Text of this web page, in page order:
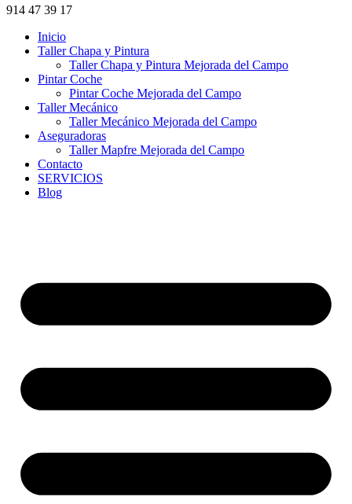
914 47 39 17
Inicio
Taller Chapa y Pintura
Taller Chapa y Pintura Mejorada del Campo
Pintar Coche
Pintar Coche Mejorada del Campo
Taller Mecánico
Taller Mecánico Mejorada del Campo
Aseguradoras
Taller Mapfre Mejorada del Campo
Contacto
SERVICIOS
Blog